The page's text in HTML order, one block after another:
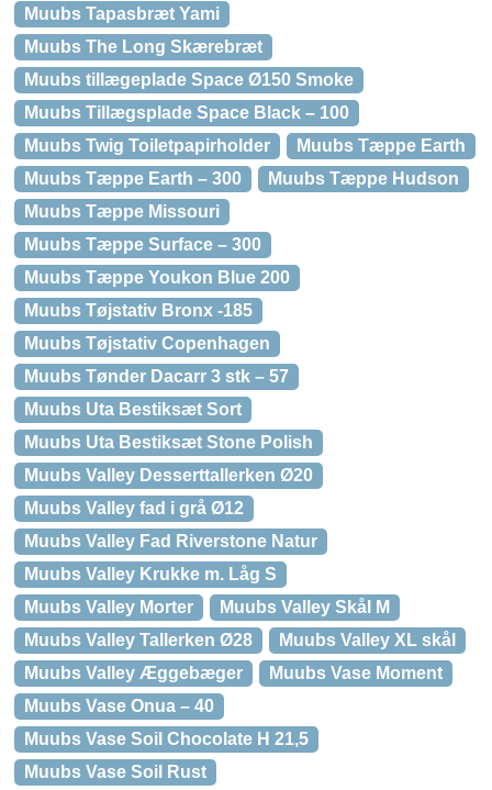
Muubs Tapasbræt Yami
Muubs The Long Skærebræt
Muubs tillægeplade Space Ø150 Smoke
Muubs Tillægsplade Space Black – 100
Muubs Twig Toiletpapirholder
Muubs Tæppe Earth
Muubs Tæppe Earth – 300
Muubs Tæppe Hudson
Muubs Tæppe Missouri
Muubs Tæppe Surface – 300
Muubs Tæppe Youkon Blue 200
Muubs Tøjstativ Bronx -185
Muubs Tøjstativ Copenhagen
Muubs Tønder Dacarr 3 stk – 57
Muubs Uta Bestiksæt Sort
Muubs Uta Bestiksæt Stone Polish
Muubs Valley Desserttallerken Ø20
Muubs Valley fad i grå Ø12
Muubs Valley Fad Riverstone Natur
Muubs Valley Krukke m. Låg S
Muubs Valley Morter
Muubs Valley Skål M
Muubs Valley Tallerken Ø28
Muubs Valley XL skål
Muubs Valley Æggebæger
Muubs Vase Moment
Muubs Vase Onua – 40
Muubs Vase Soil Chocolate H 21,5
Muubs Vase Soil Rust